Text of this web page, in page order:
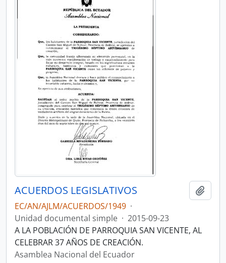
ACUERDOS LEGISLATIVOS
EC/AN/AJLM/ACUERDOS/1949 ·
Unidad documental simple · 2015-09-23
A LA POBLACIÓN DE PARROQUIA SAN VICENTE, AL
CELEBRAR 37 AÑOS DE CREACIÓN.
Asamblea Nacional del Ecuador